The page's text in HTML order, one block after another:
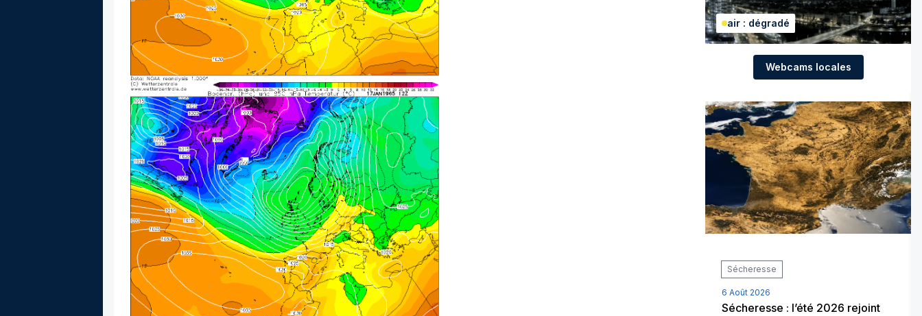
air : dégradé
Webcams locales
Sécheresse
6 Août 2026
Sécheresse : l’été 2026 rejoint